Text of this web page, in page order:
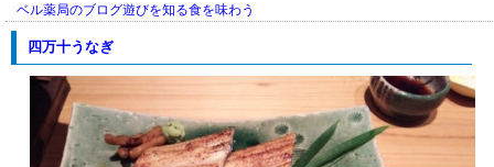
ベル薬局のブログ遊びを知る食を味わう
四万十うなぎ